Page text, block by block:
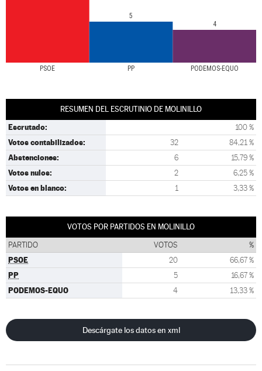
PSOE PP PODEMOS-EQUO
5
4
RESUMEN DEL ESCRUTINIO DE MOLINILLO
Escrutado: 100 %
Votos contabilizados: 32 84,21 %
Abstenciones: 6 15,79 %
Votos nulos: 2 6,25 %
Votos en blanco: 1 3,33 %
VOTOS POR PARTIDOS EN MOLINILLO
PARTIDO VOTOS %
PSOE 20 66,67 %
PP 5 16,67 %
PODEMOS-EQUO 4 13,33 %
Descárgate los datos en xml